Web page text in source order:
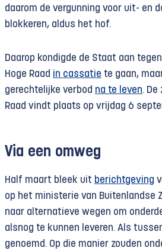
daarom de vergunning voor uit- en
blokkeren, aldus het hof.
Daarop kondigde de Staat aan
Hoge Raad in cassatie te gaan,
gerechtelijke verbod na te leven.
Raad vindt plaats op vrijdag 6
Via een omweg
Half maart bleek uit berichtgeving
op het ministerie van Buitenlandse
naar alternatieve wegen om
alsnog te kunnen leveren. Als
genoemd. Op die manier zouden